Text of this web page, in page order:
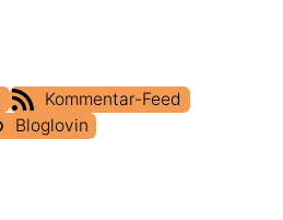
Kommentar-Feed
Bloglovin